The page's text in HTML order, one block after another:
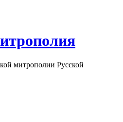
митрополии Русской